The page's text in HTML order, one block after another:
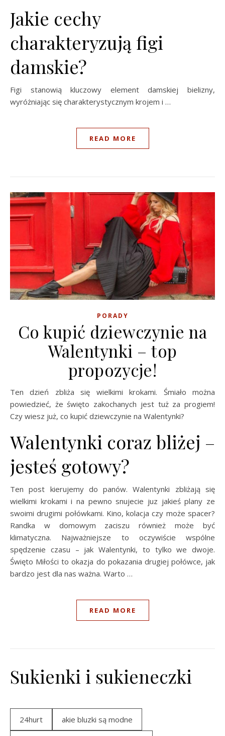
Jakie cechy
charakteryzują figi
damskie?
Figi stanowią kluczowy element damskiej bielizny,
wyróżniając się charakterystycznym krojem i …
READ MORE
PORADY
Co kupić dziewczynie na
Walentynki – top
propozycje!
Ten dzień zbliża się wielkimi krokami. Śmiało można
powiedzieć, że święto zakochanych jest tuż za progiem!
Czy wiesz już, co kupić dziewczynie na Walentynki?
Walentynki coraz bliżej –
jesteś gotowy?
Ten post kierujemy do panów. Walentynki zbliżają się
wielkimi krokami i na pewno snujecie juz jakieś plany ze
swoimi drugimi połówkami. Kino, kolacja czy może spacer?
Randka w domowym zaciszu również może być
klimatyczna. Najważniejsze to oczywiście wspólne
spędzenie czasu – jak Walentynki, to tylko we dwoje.
Święto Miłości to okazja do pokazania drugiej połówce, jak
bardzo jest dla nas ważna. Warto …
READ MORE
Sukienki i sukieneczki
24hurt akie bluzki są modne